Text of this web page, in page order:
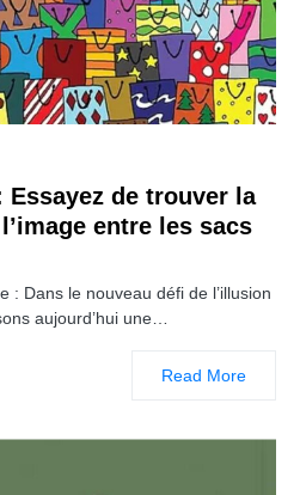
Essayez de trouver la
entre les sacs
: Dans le nouveau défi de l’illusion
aujourd’hui une…
Read More